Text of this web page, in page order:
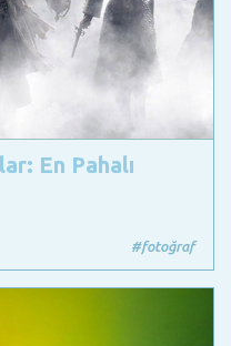
En Pahalı
#fotoğraf